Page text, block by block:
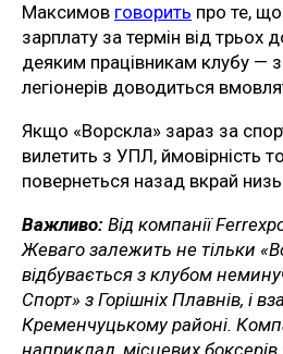
Максимов говорить про те,
зарплату за термін від трьох
деяким працівникам клубу —
легіонерів доводиться
Якщо «Ворскла» зараз за
вилетить з УПЛ, ймовірність
повернеться назад вкрай
Важливо: Від компанії
Жеваго залежить не тільки
відбувається з клубом
Спорт» з Горішніх Плавнів, і
Кременчуцькому районі.